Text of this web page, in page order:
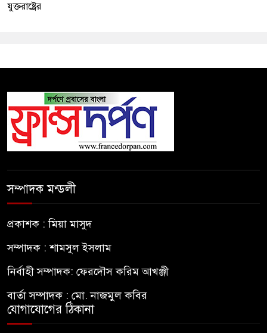
যুক্তরাষ্ট্রের
সম্পাদক মন্ডলী
প্রকাশক : মিয়া মাসুদ
সম্পাদক : শামসুল ইসলাম
নির্বাহী সম্পাদক: ফেরদৌস করিম আখঞ্জী
বার্তা সম্পাদক : মো. নাজমুল কবির
যোগাযোগের ঠিকানা